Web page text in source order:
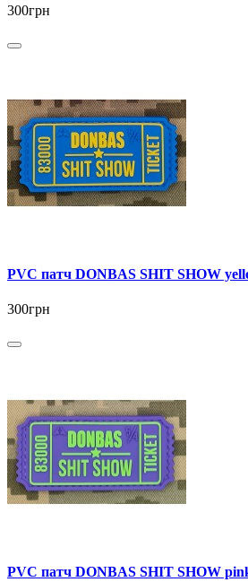
300грн
PVC патч DONBAS SHIT SHOW
300грн
PVC патч DONBAS SHIT SHOW